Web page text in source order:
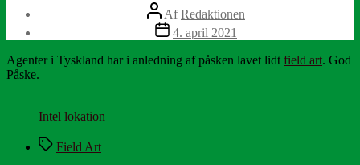
Indlægsforfatter
AfRedaktionen
Indlægsdato
4. april 2021
Agenter i Tyskland har i anledning af påsken lavet lidt field art. God
Påske.
Intel lokation
TagsField Art